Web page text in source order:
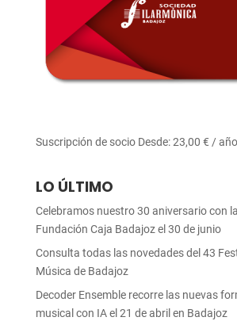
Suscripción de socio Desde:23,00 € / año
LO ÚLTIMO
Celebramos nuestro 30 aniversario con
Fundación Caja Badajoz el 30 de junio
Consulta todas las novedades del 43
Música de Badajoz
Decoder Ensemble recorre las nuevas
musical con IA el 21 de abril en Badajoz